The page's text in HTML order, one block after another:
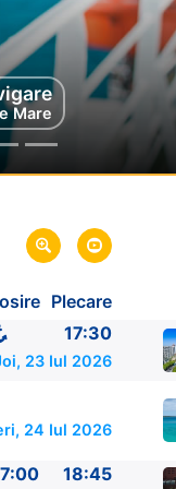
Mare
Plecare
17:30
23 Iul 2026
24 Iul 2026
18:45